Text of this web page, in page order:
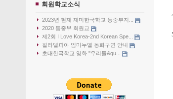
회원학교소식
2023년 현재 재미한국학교 동중부지...
2020 동중부 회원교
제2회 I Love Korea-2nd Korean Spe...
필라델피아 임마누엘 동화구연 안내
초대한국학교 영화 "우리들&qu...